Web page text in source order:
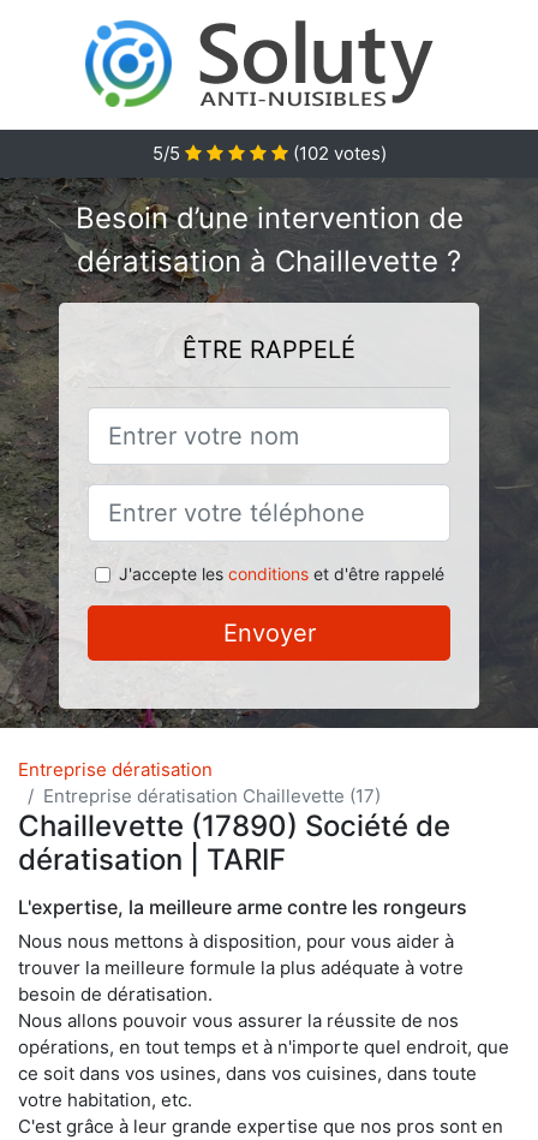
5/5 (102 votes)
Besoin d’une intervention de
dératisation à Chaillevette ?
ÊTRE RAPPELÉ
J'accepte les conditionset d'être rappelé
Envoyer
Entreprise dératisation
Entreprise dératisation Chaillevette (17)
Chaillevette (17890) Société de
dératisation | TARIF
L'expertise, la meilleure arme contre les rongeurs
Nous nous mettons à disposition, pour vous aider à
trouver la meilleure formule la plus adéquate à votre
besoin de dératisation.
Nous allons pouvoir vous assurer la réussite de nos
opérations, en tout temps et à n'importe quel endroit, que
ce soit dans vos usines, dans vos cuisines, dans toute
votre habitation, etc.
C'est grâce à leur grande expertise que nos pros sont en